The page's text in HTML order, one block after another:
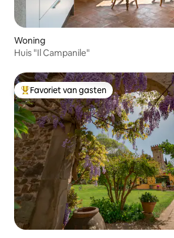
Woning
Huis "Il Campanile"
Topfavoriet van gasten
Favoriet van gasten